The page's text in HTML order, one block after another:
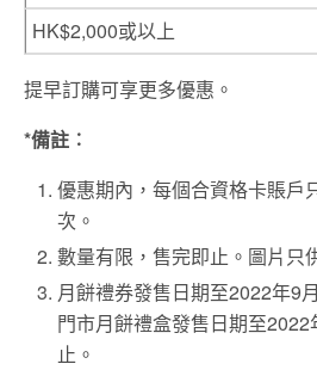
HK$2,000或以上
提早訂購可享更多優惠。
*備註︰
優惠期內，每個合資格卡賬戶
次。
數量有限，售完即止。圖片只
月餅禮券發售日期至2022年9
門市月餅禮盒發售日期至
止。